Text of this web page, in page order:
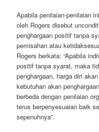
Apabila penilaian-penilaian
oleh Rogers disebut
penghargaan positif tanpa
pemisahan atau
Rogers berkata: “Apabila
positif tanpa syarat, maka
penghargaan, harga diri
kebutuhan akan
berbeda dengan penilaian
terus berpenyesuaian baik
sepenuhnya”.